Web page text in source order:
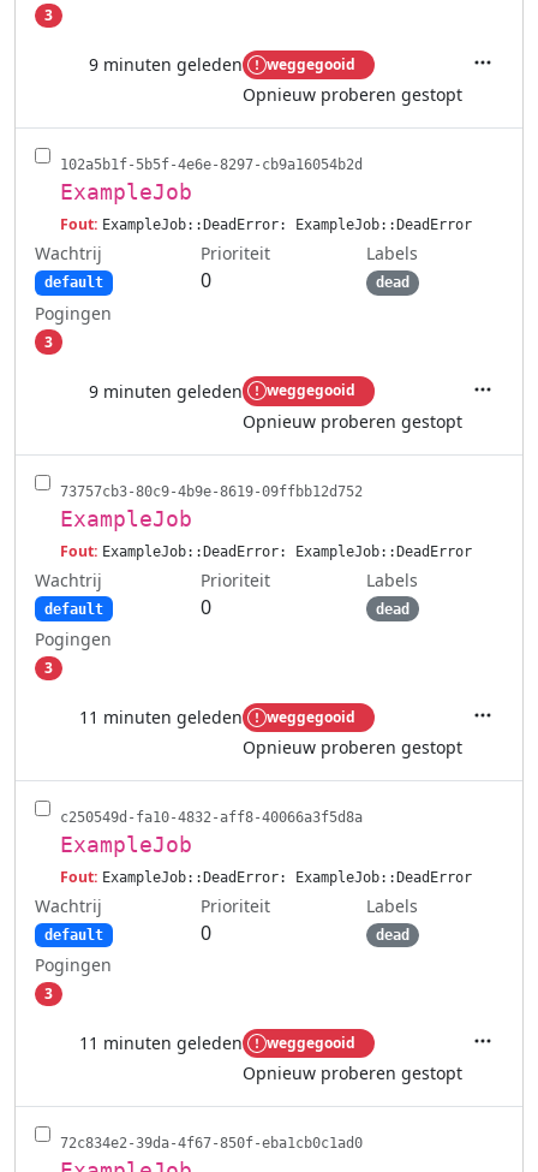
3
9 minuten geleden weggegooid
Opnieuw proberen gestopt
102a5b1f-5b5f-4e6e-8297-cb9a16054b2d
ExampleJob
Fout: ExampleJob::DeadError: ExampleJob::DeadError
Wachtrij
default
Prioriteit
0
Labels
dead
Pogingen
3
9 minuten geleden weggegooid
Opnieuw proberen gestopt
73757cb3-80c9-4b9e-8619-09ffbb12d752
ExampleJob
Fout: ExampleJob::DeadError: ExampleJob::DeadError
Wachtrij
default
Prioriteit
0
Labels
dead
Pogingen
3
11 minuten geleden weggegooid
Opnieuw proberen gestopt
c250549d-fa10-4832-aff8-40066a3f5d8a
ExampleJob
Fout: ExampleJob::DeadError: ExampleJob::DeadError
Wachtrij
default
Prioriteit
0
Labels
dead
Pogingen
3
11 minuten geleden weggegooid
Opnieuw proberen gestopt
72c834e2-39da-4f67-850f-eba1cb0c1ad0